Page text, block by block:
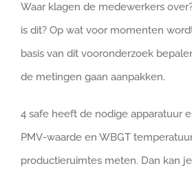
Waar klagen de medewerkers
is dit? Op wat voor momenten
basis van dit vooronderzoek
de metingen gaan aanpakken.
4 safe heeft de nodige apparatuur
PMV-waarde en WBGT
productieruimtes meten. Dan kan